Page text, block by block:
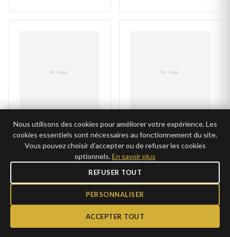
Collier Argent
Francoiis forçat
25€
CLUB 12,50€ →
Collier Argent Bacil
graine de café
59€
CLUB 29,50€ →
Nous utilisons des cookies pour améliorer votre expérience. Les
cookies essentiels sont nécessaires au fonctionnement du site.
Vous pouvez choisir d’accepter ou de refuser les cookies
optionnels.En savoir plus
REFUSER TOUT
PERSONNALISER
ACCEPTER TOUT